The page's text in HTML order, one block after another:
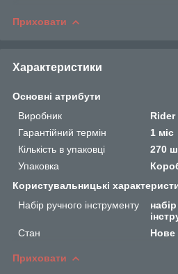
Приховати
Характеристики
Основні атрибути
Виробник
Rider
Гарантійний термін
1 міс
Кількість в упаковці
270
Упаковка
Користувальницькі
Набір ручного інструменту
Стан
Нове
Приховати